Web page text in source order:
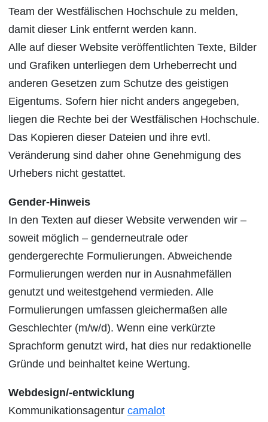
Team der Westfälischen Hochschule zu melden,
damit dieser Link entfernt werden kann.
Alle auf dieser Website veröffentlichten Texte, Bilder
und Grafiken unterliegen dem Urheberrecht und
anderen Gesetzen zum Schutze des geistigen
Eigentums. Sofern hier nicht anders angegeben,
liegen die Rechte bei der Westfälischen Hochschule.
Das Kopieren dieser Dateien und ihre evtl.
Veränderung sind daher ohne Genehmigung des
Urhebers nicht gestattet.
Gender-Hinweis
In den Texten auf dieser Website verwenden wir –
soweit möglich – genderneutrale oder
gendergerechte Formulierungen. Abweichende
Formulierungen werden nur in Ausnahmefällen
genutzt und weitestgehend vermieden. Alle
Formulierungen umfassen gleichermaßen alle
Geschlechter (m/w/d). Wenn eine verkürzte
Sprachform genutzt wird, hat dies nur redaktionelle
Gründe und beinhaltet keine Wertung.
Webdesign/-entwicklung
Kommunikationsagentur camalot